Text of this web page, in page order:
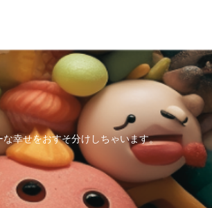
幸せをおすそ分けしちゃいます。